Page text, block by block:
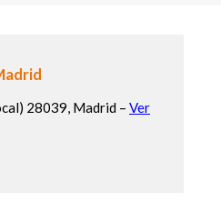
28039, Madrid – Ver